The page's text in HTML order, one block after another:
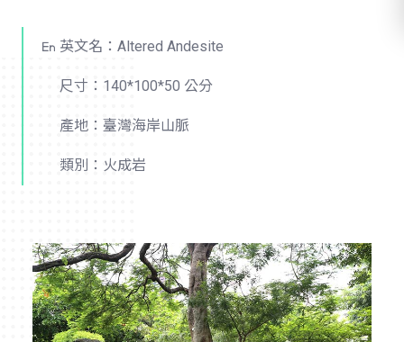
英文名：Altered Andesite
尺寸：140*100*50 公分
產地：臺灣海岸山脈
類別：火成岩